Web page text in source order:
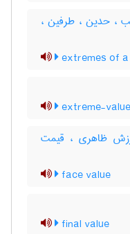
، حدین ، طرفین ،
extremes of
extreme-
ظاهری ، قیمت
face value
final value